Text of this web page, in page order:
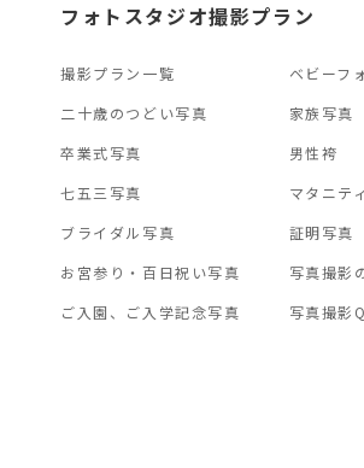
フォトスタジオ撮影プラン
撮影プラン一覧
二十歳のつどい写真
卒業式写真
七五三写真
ブライダル写真
お宮参り・百日祝い写真
ご入園、ご入学記念写真
ベビーフ
家族写真
男性袴
マタニテ
証明写真
写真撮影
写真撮影